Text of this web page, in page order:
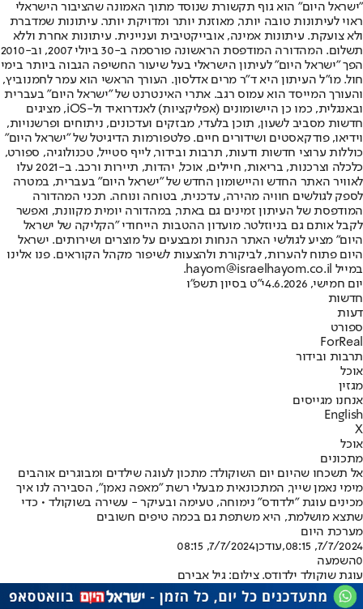
"ישראל היום" הוא גוף תקשורת שנוסד מתוך האמונה שהציבור הישראלי
ראוי לעיתונות טובה יותר, מאוזנת יותר ומדויקת יותר. עיתונות שמדברת
ולא צועקת. עיתונות אמינה, אובייקטיבית ועניינית. עיתונות אחרת וללא
תשלום. המהדורה המודפסת הראשונה פורסמה ב-30 ביולי 2007, וב-2010
הפך "ישראל היום" לעיתון הישראלי בעל שיעור החשיפה הגבוה ביותר בימי
חול. מו"ל העיתון היא ד"ר מרים אדלסון. העורך הראשי הוא עמר לחמנוביץ,
והעורך המייסד הוא עמוס רגב. אתרי האינטרנט של "ישראל היום" בעברית
ובאנגלית, כמו כן היישומונים (אפליקציות) לאנדרואיד ול-iOS, מציגים
חדשות מסביב לשעון, תוכן בלעדי, מבזקים ועדכונים, ניתוחים ופרשנויות,
וידיאו, פודקאסטים ושידורים חיים. פלטפורמות הדיגיטל של "ישראל היום"
כוללות ערוצי חדשות ודעות, תרבות ובידור, לייף סטייל, טכנולוגיה, ספורט,
כלכלה וצרכנות, בריאות, חיילים, אוכל, יהדות, תיירות ורכב. ב-2021 עלו
לאוויר האתר החדש והיישומון החדש של "ישראל היום" בעברית, במטרה
לספק לגולשים חוויה מהירה, עדכנית, בטוחה ונוחה. תכני המהדורה
המודפסת של העיתון זמינים גם באתר, במהדורה יומית מקוונת, ואפשר
לקבל אותם גם בניוזלטר. מועדון ההטבות הייחודי "הקליקה של ישראל
היום" מציע לגולשי האתר הנחות ומבצעים על מוצרים ושירותים. ישראל
היום פתוח להערות, לביקורת ולהצעות לשיפור מקהל הקוראים. פנו אלינו
במייל hayom@israelhayom.co.il.
יום חמישי, 4.6.2026
י"ט בסיון תשפ"ו
חדשות
דעות
ספורט
ForReal
תרבות ובידור
אוכל
מגזין
אנחנו מגייסים
English
X
אוכל
מתכונים
אל תשכחו שהיום יום השוקולד: מתכון לעוגה שילדים ומבוגרים אוהבים
מימי נאמן שייך, המתכונאית מבעלי רשת "מאפה נאמן", הסבירה לנו איך
מכינים עוגת "ילדודס" נימוחה, טעימה ובעיקר - עשירה בשוקולד • כדי
שתצא מושלמת, היא משתפת גם בכמה טיפים חשובים
מערכת היום
7/7/2024, 08:15
,עודכן7/7/2024, 08:15
0השמעה
עוגת שוקולד ילדודס. צילום: גיל אבירם